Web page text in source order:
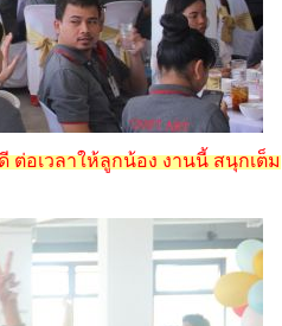
ต่อเวลาให้ลูกน้อง งานนี้ สนุกเต็ม